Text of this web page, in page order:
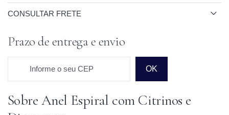
CONSULTAR FRETE
Prazo de entrega e envio
Informe o seu CEP OK
Prazo para o CEP
Sobre Anel Espiral com Citrinos e